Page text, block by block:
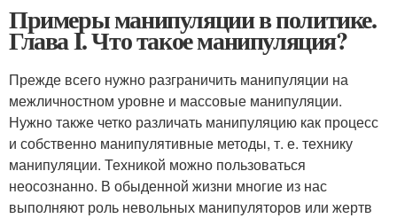
Примеры манипуляции в политике.
Глава I. Что такое манипуляция?
Прежде всего нужно разграничить манипуляции на
межличностном уровне и массовые манипуляции.
Нужно также четко различать манипуляцию как процесс
и собственно манипулятивные методы, т. е. технику
манипуляции. Техникой можно пользоваться
неосознанно. В обыденной жизни многие из нас
выполняют роль невольных манипуляторов или жертв